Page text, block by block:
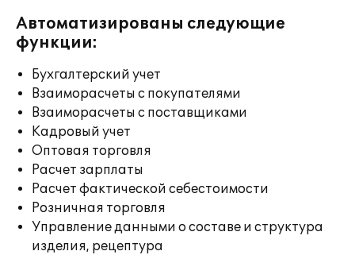
Автоматизированы следующие
функции:
Бухгалтерский учет
Взаиморасчеты с покупателями
Взаиморасчеты с поставщиками
Кадровый учет
Оптовая торговля
Расчет зарплаты
Расчет фактической себестоимости
Розничная торговля
Управление данными о составе и структура
изделия, рецептура